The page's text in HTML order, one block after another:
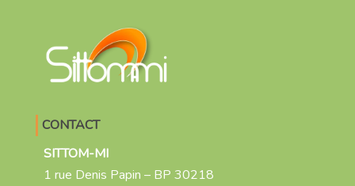
CONTACT
SITTOM-MI
1 rue Denis Papin – BP 30218